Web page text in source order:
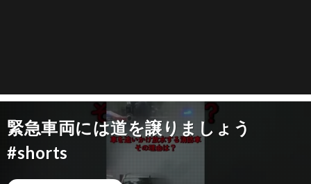
緊急車両には道を譲りましょう
#shorts